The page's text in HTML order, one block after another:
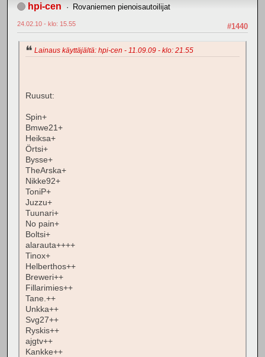
hpi-cen Rovaniemen pienoisautoilijat
#1440
24.02.10 - klo: 15.55
Lainaus käyttäjältä: hpi-cen - 11.09.09 - klo: 21.55
Ruusut:
Spin+
Bmwe21+
Heiksa+
Örtsi+
Bysse+
TheArska+
Nikke92+
ToniP+
Juzzu+
Tuunari+
No pain+
Boltsi+
alarauta++++
Tinox+
Helberthos++
Breweri++
Fillarimies++
Tane.++
Unkka++
Svg27++
Ryskis++
ajgtv++
Kankke++